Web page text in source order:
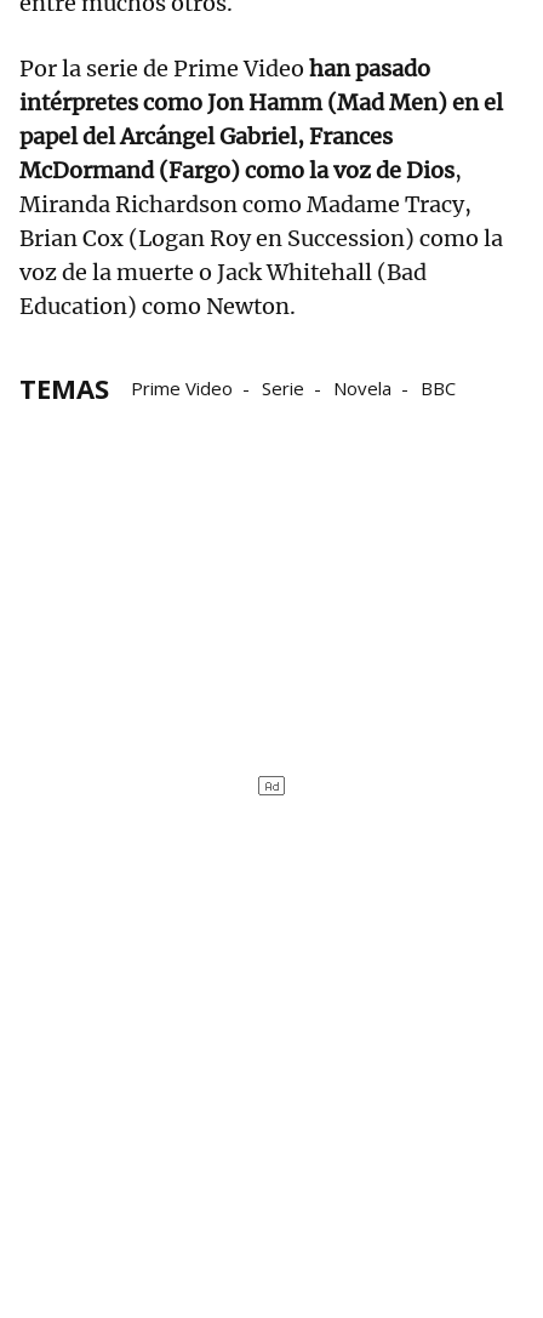
Por la serie de Prime Video han pasado
intérpretes como Jon Hamm (Mad Men) en el
papel del Arcángel Gabriel, Frances
McDormand (Fargo) como la voz de Dios,
Miranda Richardson como Madame Tracy,
Brian Cox (Logan Roy en Succession) como la
voz de la muerte o Jack Whitehall (Bad
Education) como Newton.
TEMAS Prime Video Serie Novela BBC